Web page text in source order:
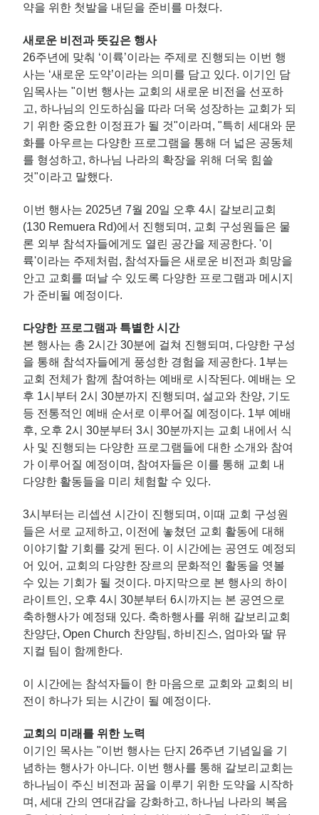
약을 위한 첫발을 내딛을 준비를 마쳤다.
새로운 비전과 뜻깊은 행사
26주년에 맞춰 ‘이륙’이라는 주제로 진행되는 이번 행
사는 ‘새로운 도약’이라는 의미를 담고 있다. 이기인 담
임목사는 "이번 행사는 교회의 새로운 비전을 선포하
고, 하나님의 인도하심을 따라 더욱 성장하는 교회가 되
기 위한 중요한 이정표가 될 것"이라며, "특히 세대와 문
화를 아우르는 다양한 프로그램을 통해 더 넓은 공동체
를 형성하고, 하나님 나라의 확장을 위해 더욱 힘쓸
것"이라고 말했다.
이번 행사는 2025년 7월 20일 오후 4시 갈보리교회
(130 Remuera Rd)에서 진행되며, 교회 구성원들은 물
론 외부 참석자들에게도 열린 공간을 제공한다. '이
륙'이라는 주제처럼, 참석자들은 새로운 비전과 희망을
안고 교회를 떠날 수 있도록 다양한 프로그램과 메시지
가 준비될 예정이다.
다양한 프로그램과 특별한 시간
본 행사는 총 2시간 30분에 걸쳐 진행되며, 다양한 구성
을 통해 참석자들에게 풍성한 경험을 제공한다. 1부는
교회 전체가 함께 참여하는 예배로 시작된다. 예배는 오
후 1시부터 2시 30분까지 진행되며, 설교와 찬양, 기도
등 전통적인 예배 순서로 이루어질 예정이다. 1부 예배
후, 오후 2시 30분부터 3시 30분까지는 교회 내에서 식
사 및 진행되는 다양한 프로그램들에 대한 소개와 참여
가 이루어질 예정이며, 참여자들은 이를 통해 교회 내
다양한 활동들을 미리 체험할 수 있다.
3시부터는 리셉션 시간이 진행되며, 이때 교회 구성원
들은 서로 교제하고, 이전에 놓쳤던 교회 활동에 대해
이야기할 기회를 갖게 된다. 이 시간에는 공연도 예정되
어 있어, 교회의 다양한 장르의 문화적인 활동을 엿볼
수 있는 기회가 될 것이다. 마지막으로 본 행사의 하이
라이트인, 오후 4시 30분부터 6시까지는 본 공연으로
축하행사가 예정돼 있다. 축하행사를 위해 갈보리교회
찬양단, Open Church 찬양팀, 하비진스, 엄마와 딸 뮤
지컬 팀이 함께한다.
이 시간에는 참석자들이 한 마음으로 교회와 교회의 비
전이 하나가 되는 시간이 될 예정이다.
교회의 미래를 위한 노력
이기인 목사는 "이번 행사는 단지 26주년 기념일을 기
념하는 행사가 아니다. 이번 행사를 통해 갈보리교회는
하나님이 주신 비전과 꿈을 이루기 위한 도약을 시작하
며, 세대 간의 연대감을 강화하고, 하나님 나라의 복음